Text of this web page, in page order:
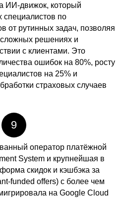
ИИ-движок, который
специалистов по
от рутинных задач, позволяя
сложных решениях и
с клиентами. Это
ошибок на 80%, росту
на 25% и
страховых случаев
9
оператор платёжной
System и крупнейшая в
скидок и кэшбэка за
funded offers) с более чем
на Google Cloud